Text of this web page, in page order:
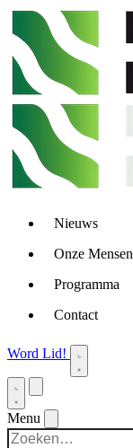
Nieuws
Onze Mensen
Programma
Contact
Word Lid!
Menu